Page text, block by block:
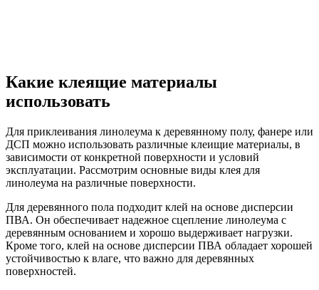
Какие клеящие материалы
использовать
Для приклеивания линолеума к деревянному полу, фанере или
ДСП можно использовать различные клеищие материалы, в
зависимости от конкретной поверхности и условий
эксплуатации. Рассмотрим основные виды клея для
линолеума на различные поверхности.
Для деревянного пола подходит клей на основе дисперсии
ПВА. Он обеспечивает надежное сцепление линолеума с
деревянным основанием и хорошо выдерживает нагрузки.
Кроме того, клей на основе дисперсии ПВА обладает хорошей
устойчивостью к влаге, что важно для деревянных
поверхностей.